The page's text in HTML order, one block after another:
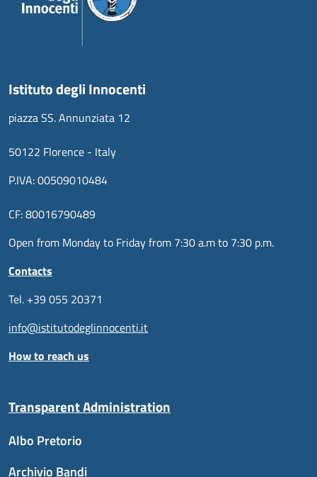
Istituto degli Innocenti
piazza SS. Annunziata 12
50122 Florence - Italy
P.IVA: 00509010484
CF: 80016790489
Open from Monday to Friday from 7:30 a.m to 7:30 p.m.
Contacts
Tel. +39 055 20371
info@istitutodeglinnocenti.it
How to reach us
Transparent Administration
Albo Pretorio
Archivio Bandi